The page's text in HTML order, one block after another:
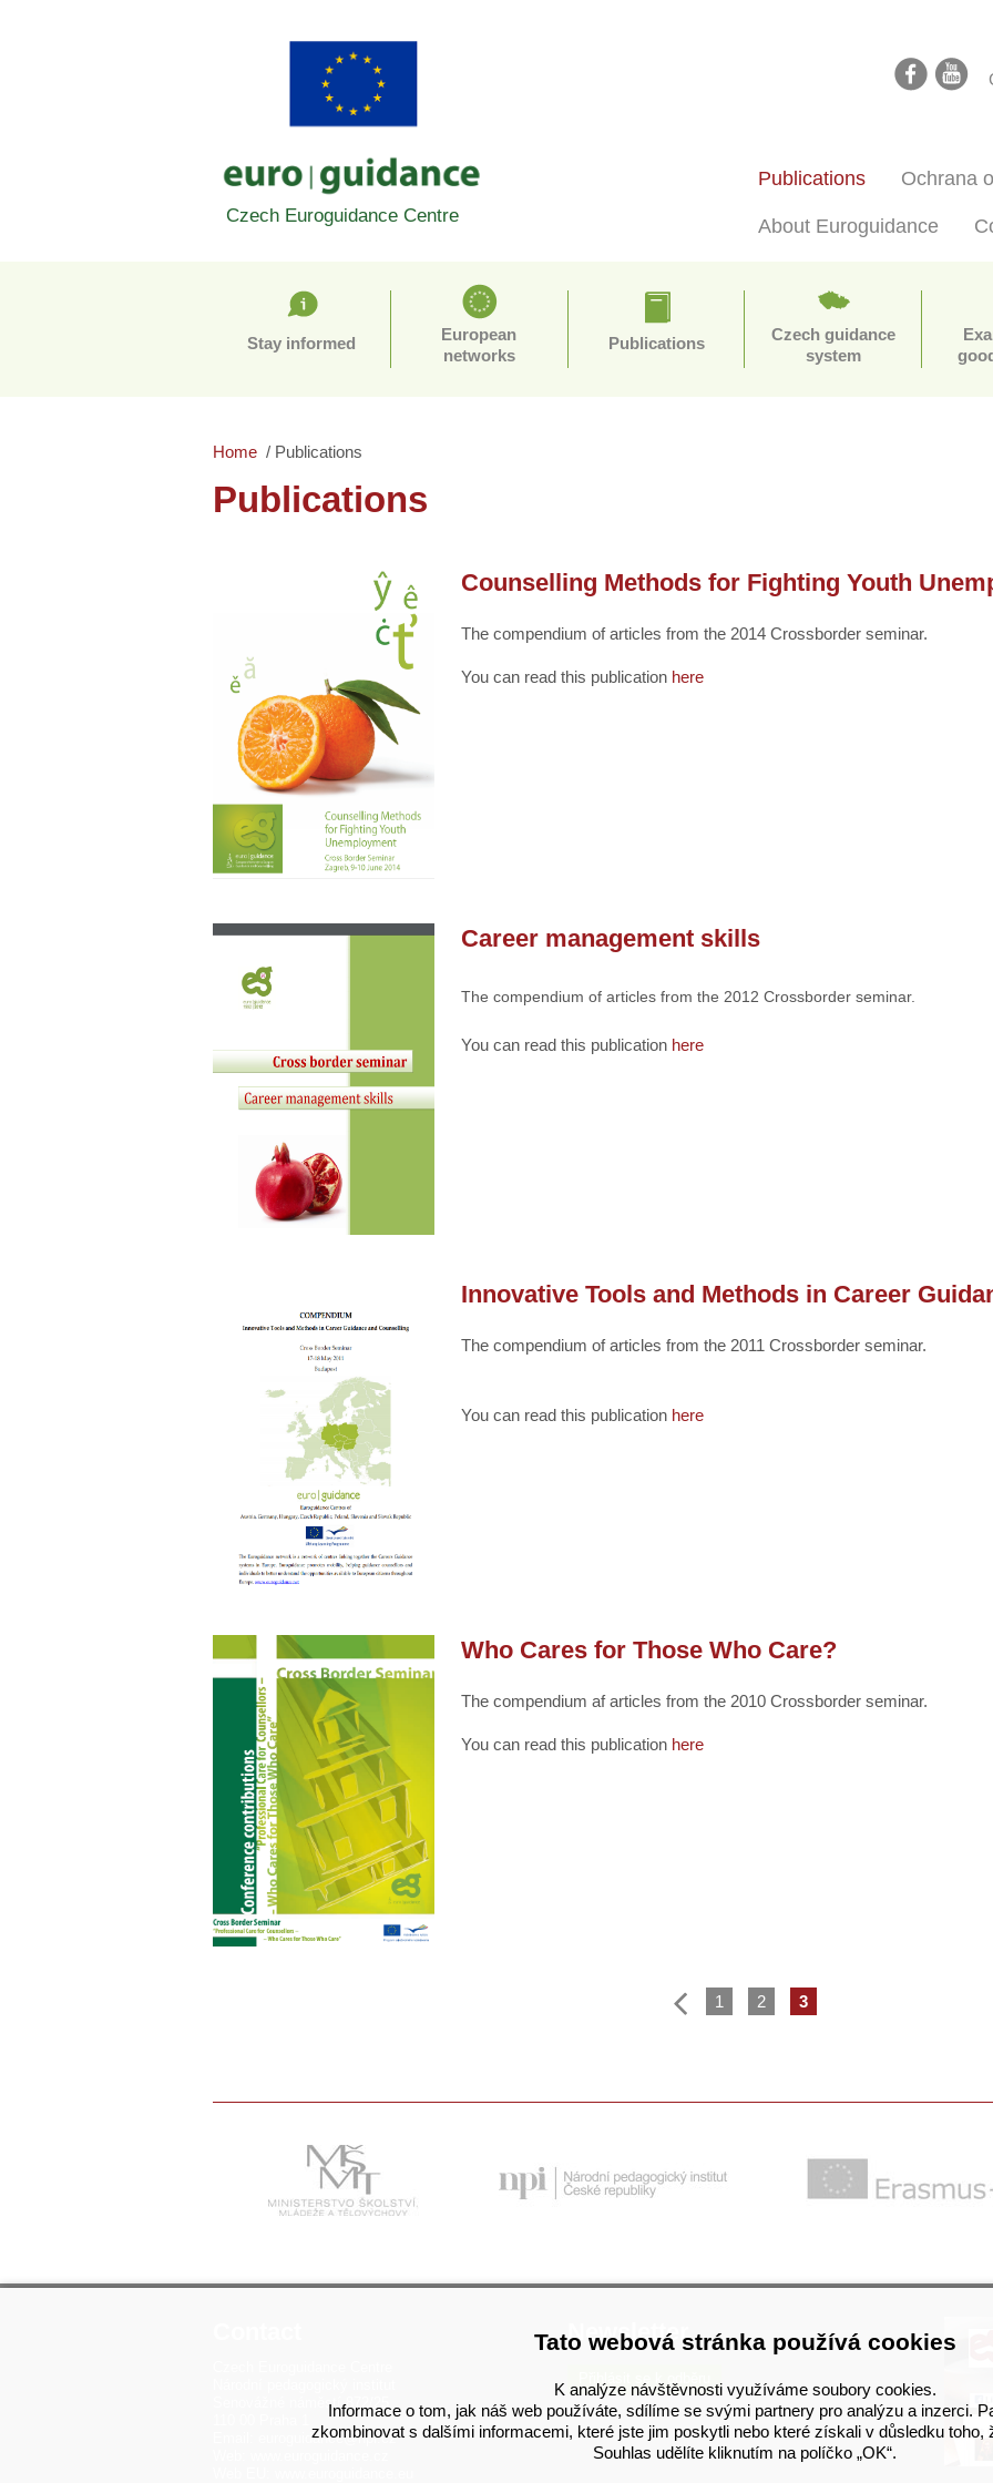
Czech Euroguidance Centre
Publications Ochrana
About Euroguidance
Stay informed
European
networks
Publications
Czech guidance
system
Home Publications
Publications
Counselling Methods for Fighting Youth
The compendium of articles from the 2014 Crossborder seminar.
You can read this publication here
Career management skills
The compendium of articles from the 2012 Crossborder seminar.
You can read this publication here
Innovative Tools and Methods in Career
The compendium of articles from the 2011 Crossborder seminar.
You can read this publication here
Who Cares for Those Who Care?
The compendium af articles from the 2010 Crossborder seminar.
You can read this publication here
1 2 3
Senovážné náměstí 872/25
euroguidance@npi.cz
Newsletter
Tato webová stránka používá cookies
K analýze návštěvnosti využíváme soubory cookies.
Informace o tom, jak náš web používáte, sdílíme se svými partnery pro analýzu a inzerci.
zkombinovat s dalšími informacemi, které jste jim poskytli nebo které získali v důsledku toho,
Souhlas udělíte kliknutím na políčko „OK“.